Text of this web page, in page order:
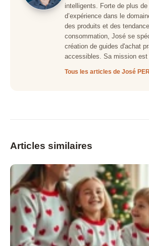
intelligents. Forte de plus de
d’expérience dans le
des produits et des
consommation, José se
création de guides d'achat
accessibles. Sa mission est
Tous les articles de José
Articles similaires